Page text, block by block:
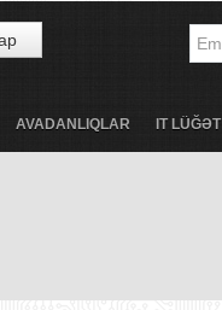
AVADANLIQLAR IT LÜĞƏT